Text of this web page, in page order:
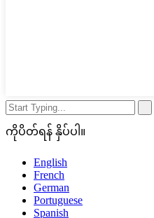
ကိုပိတ်ရန် နှိပ်ပါ။
English
French
German
Portuguese
Spanish